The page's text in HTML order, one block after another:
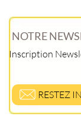
NOTRE
Inscription
RESTEZ